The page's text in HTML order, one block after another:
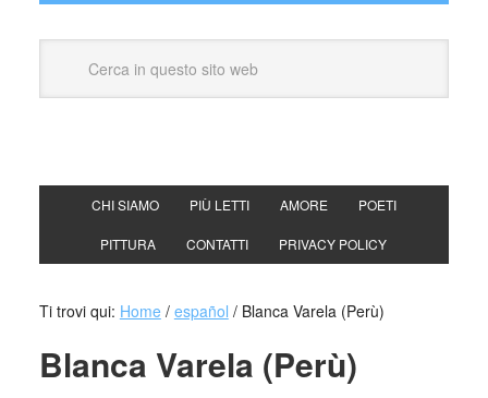
CHI SIAMO PIÙ LETTI AMORE POETI
PITTURA CONTATTI PRIVACY POLICY
Ti trovi qui: Home / español /Blanca Varela (Perù)
Blanca Varela (Perù)